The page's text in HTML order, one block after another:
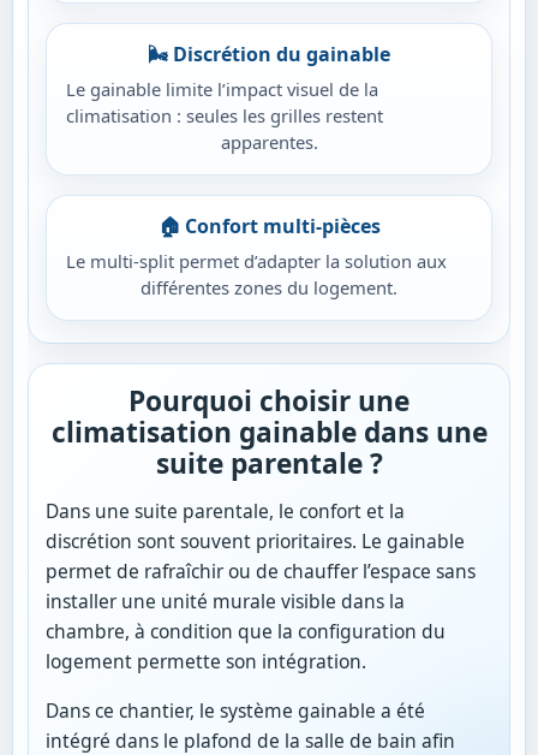
🌬️ Discrétion du gainable
Le gainable limite l’impact visuel de la
climatisation : seules les grilles restent
apparentes.
🏠 Confort multi-pièces
Le multi-split permet d’adapter la solution aux
différentes zones du logement.
Pourquoi choisir une
climatisation gainable dans une
suite parentale ?
Dans une suite parentale, le confort et la
discrétion sont souvent prioritaires. Le gainable
permet de rafraîchir ou de chauffer l’espace sans
installer une unité murale visible dans la
chambre, à condition que la configuration du
logement permette son intégration.
Dans ce chantier, le système gainable a été
intégré dans le plafond de la salle de bain afin